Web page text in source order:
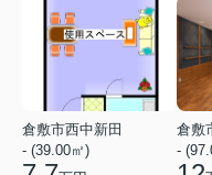
倉敷市西中新田
- (39.00㎡)
倉敷
-